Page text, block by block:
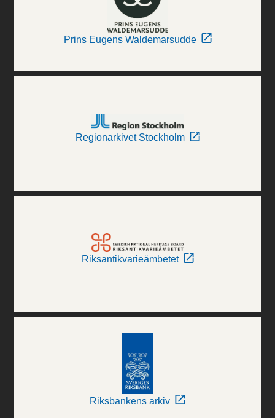
Prins Eugens Waldemarsudde
Regionarkivet Stockholm
Riksantikvarieämbetet
Riksbankens arkiv